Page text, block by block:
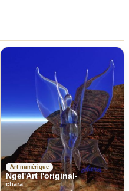
Art numérique
Ngel'Art l'original-
chara